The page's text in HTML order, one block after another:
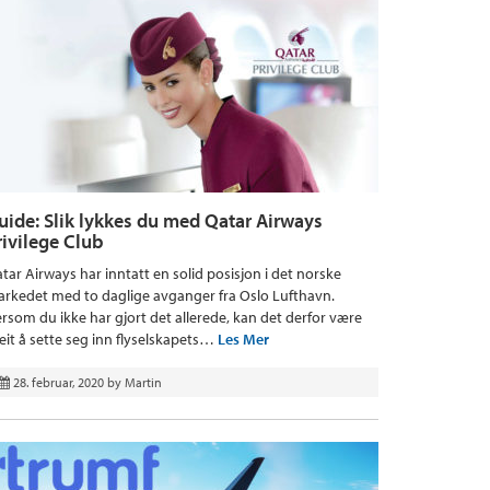
Slik lykkes du med Qatar Airways
Club
Airways har inntatt en solid posisjon i det norske
med to daglige avganger fra Oslo Lufthavn.
du ikke har gjort det allerede, kan det derfor være
å sette seg inn flyselskapets… Les Mer
28. februar, 2020 by Martin